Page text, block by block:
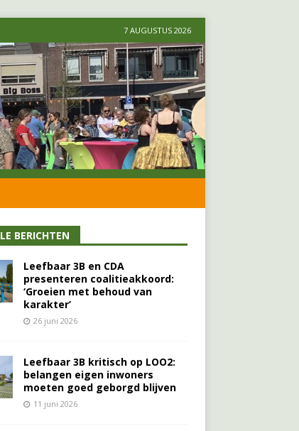
7 AUGUSTUS 2026
BERICHTEN
Leefbaar 3B en CDA
presenteren coalitieakkoord:
‘Groeien met behoud van
karakter’
26 juni 2026
Leefbaar 3B kritisch op LOO2:
belangen eigen inwoners
moeten goed geborgd blijven
11 juni 2026